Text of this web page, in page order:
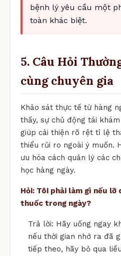
bệnh lý yêu cầu một
toàn khác biệt.
5. Câu Hỏi
cùng chuyên gia
Khảo sát thực tế từ hàng
thấy, sự chủ động tái
giúp cải thiện rõ rệt tỉ lệ
thiểu rủi ro ngoài ý muốn.
ưu hóa cách quản lý các
học hàng ngày.
Hỏi: Tôi phải làm gì nếu
thuốc trong ngày?
Trả lời: Hãy uống ngay
nếu thời gian nhớ ra đã
tiếp theo, hãy bỏ qua